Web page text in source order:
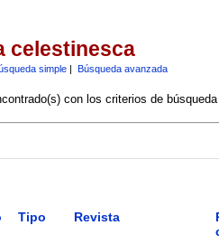
celestinesca
simple| Búsqueda avanzada
con los criterios de
Tipo Revista